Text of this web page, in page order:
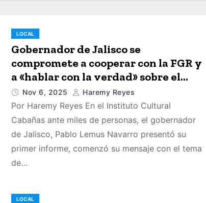
LOCAL
Gobernador de Jalisco se
compromete a cooperar con la FGR y
a «hablar con la verdad» sobre el
Rancho Izaguirre
Nov 6, 2025 Haremy Reyes
Por Haremy Reyes En el Instituto Cultural
Cabañas ante miles de personas, el gobernador
de Jalisco, Pablo Lemus Navarro presentó su
primer informe, comenzó su mensaje con el tema
de…
LOCAL